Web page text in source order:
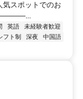
気スポットでのお
英語
未経験者歓迎
フト制 深夜
中国語